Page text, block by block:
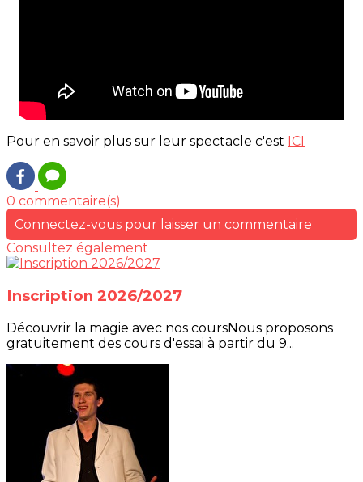
Pour en savoir plus sur leur spectacle c'est ICI
0 commentaire(s)
Connectez-vous pour laisser un commentaire
Consultez également
Inscription 2026/2027
Découvrir la magie avec nos coursNous proposons
gratuitement des cours d'essai à partir du 9...